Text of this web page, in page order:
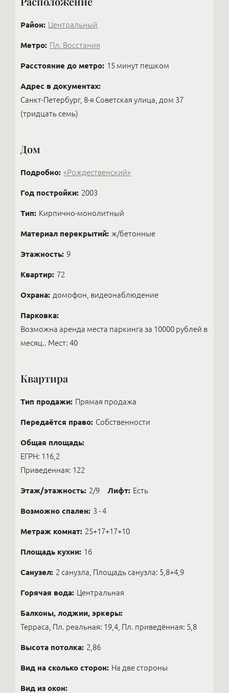
Район: Центральный
Метро: Пл. Восстания
Расстояние до метро: 15 минут пешком
Адрес в документах:
Санкт-Петербург, 8-я Советская улица, дом 37
(тридцать семь)
Дом
Подробно: «Рождественский»
Год постройки: 2003
Тип: Кирпично-монолитный
Материал перекрытий: ж/бетонные
Этажность: 9
Квартир: 72
Охрана: домофон, видеонаблюдение
Парковка:
Возможна аренда места паркинга за 10000 рублей в
месяц.. Мест: 40
Квартира
Тип продажи: Прямая продажа
Передаётся право: Собственности
Общая площадь:
ЕГРН: 116,2
Приведенная: 122
Этаж/этажность: 2/9 Лифт: Есть
Возможно спален: 3 - 4
Метраж комнат: 25+17+17+10
Площадь кухни: 16
Санузел: 2 санузла, Площадь санузла: 5,8+4,9
Горячая вода: Центральная
Балконы, лоджии, эркеры:
Терраса, Пл. реальная: 19,4, Пл. приведённая: 5,8
Высота потолка: 2,86
Вид на сколько сторон: На две стороны
Вид из окон: